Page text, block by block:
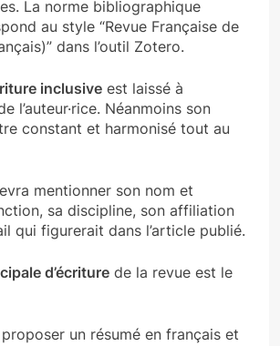
La norme bibliographique
au style “Revue Française de
dans l’outil Zotero.
inclusive est laissé à
l’auteur·rice. Néanmoins son
constant et harmonisé tout au
mentionner son nom et
sa discipline, son affiliation
qui figurerait dans l’article publié.
d’écriture de la revue est le
proposer un résumé en français et